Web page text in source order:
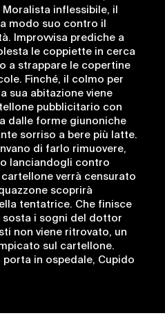
inflessibile, il
modo suo contro il
Improvvisa prediche a
le coppiette in cerca
a strappare le copertine
Finché, il colmo per
sua abitazione viene
pubblicitario con
dalle forme giunoniche
sorriso a bere più latte.
di farlo rimuovere,
lanciandogli contro
verrà censurato
scoprirà
tentatrice. Che finisce
sosta i sogni del dottor
non viene ritrovato, un
sul cartellone.
porta in ospedale, Cupido